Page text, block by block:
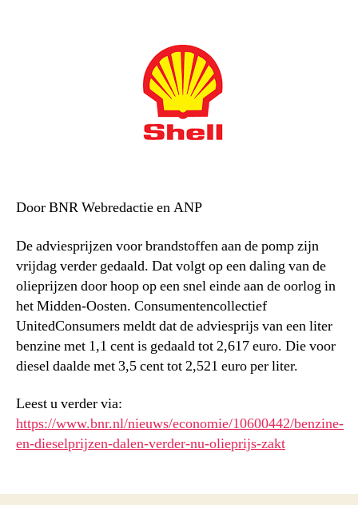
Door BNR Webredactie en ANP
De adviesprijzen voor brandstoffen aan de pomp zijn
vrijdag verder gedaald. Dat volgt op een daling van de
olieprijzen door hoop op een snel einde aan de oorlog in
het Midden-Oosten. Consumentencollectief
UnitedConsumers meldt dat de adviesprijs van een liter
benzine met 1,1 cent is gedaald tot 2,617 euro. Die voor
diesel daalde met 3,5 cent tot 2,521 euro per liter.
Leest u verder via:
https://www.bnr.nl/nieuws/economie/10600442/benzine-
en-dieselprijzen-dalen-verder-nu-olieprijs-zakt